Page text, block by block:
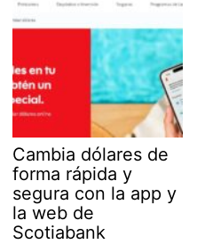
Cambia dólares de
forma rápida y
segura con la app y
la web de
Scotiabank